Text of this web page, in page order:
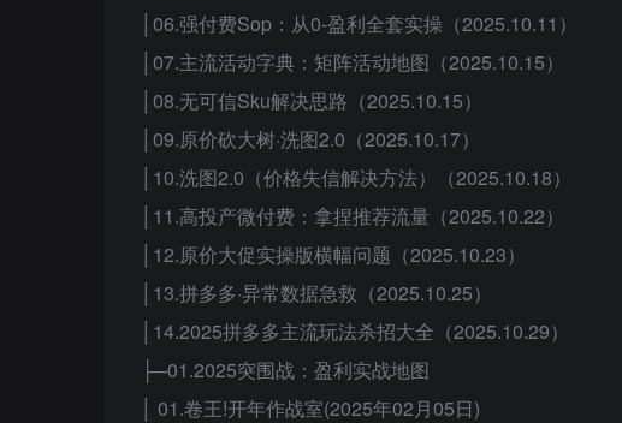
│06.强付费Sop：从0-盈利全套实操（2025.10.11）
│07.主流活动字典：矩阵活动地图（2025.10.15）
│08.无可信Sku解决思路（2025.10.15）
│09.原价砍大树·洗图2.0（2025.10.17）
│10.洗图2.0（价格失信解决方法）（2025.10.18）
│11.高投产微付费：拿捏推荐流量（2025.10.22）
│12.原价大促实操版横幅问题（2025.10.23）
│13.拼多多·异常数据急救（2025.10.25）
│14.2025拼多多主流玩法杀招大全（2025.10.29）
├─01.2025突围战：盈利实战地图
│ 01.卷王!开年作战室(2025年02月05日)